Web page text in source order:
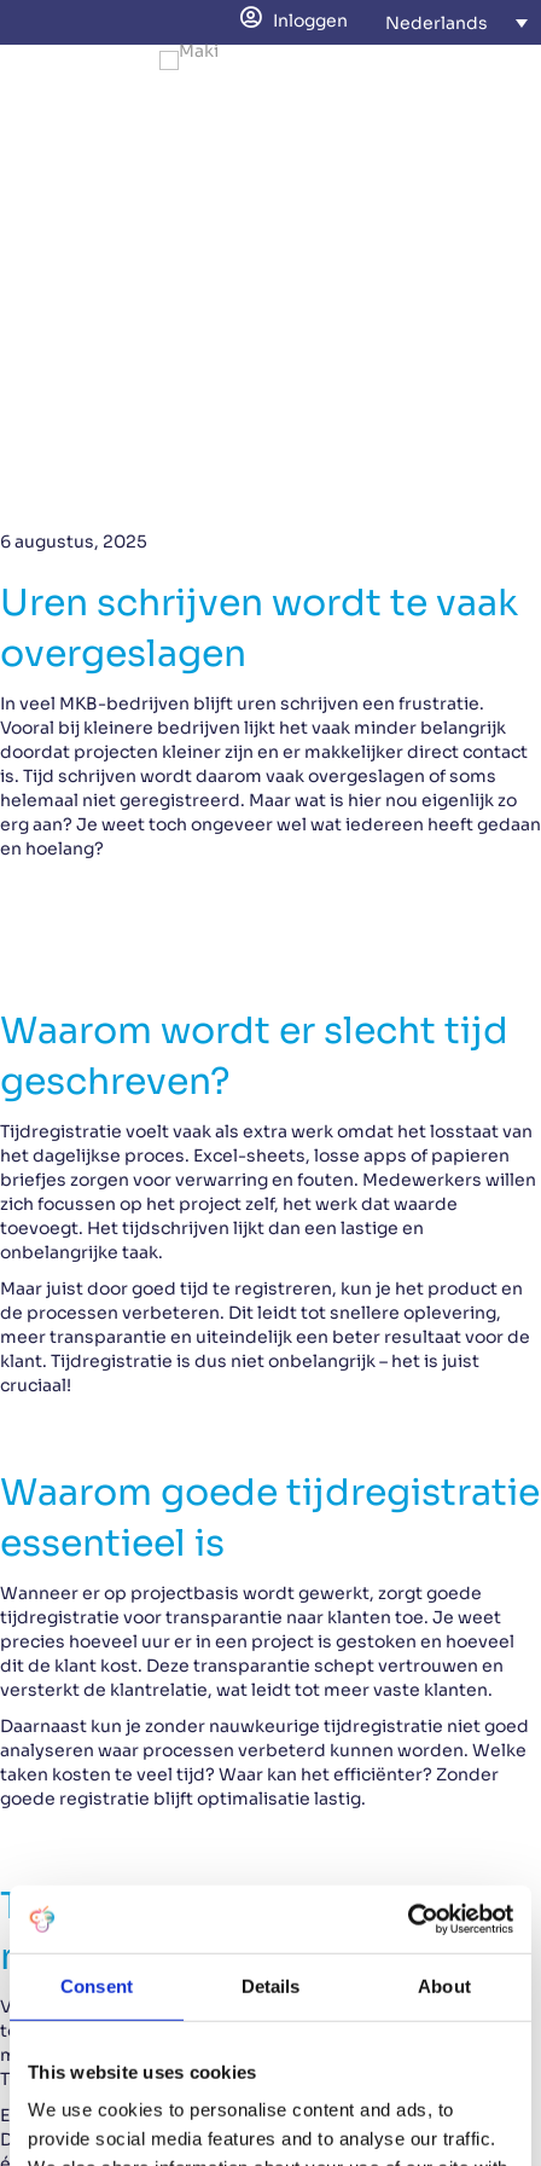
Consent Details About
This website uses cookies
We use cookies to personalise content and ads, to
provide social media features and to analyse our traffic.
Inloggen Nederlands
6 augustus, 2025
Uren schrijven wordt te vaak
overgeslagen
In veel MKB-bedrijven blijft uren schrijven een frustratie.
Vooral bij kleinere bedrijven lijkt het vaak minder belangrijk
doordat projecten kleiner zijn en er makkelijker direct contact
is. Tijd schrijven wordt daarom vaak overgeslagen of soms
helemaal niet geregistreerd. Maar wat is hier nou eigenlijk zo
erg aan? Je weet toch ongeveer wel wat iedereen heeft gedaan
en hoelang?
Waarom wordt er slecht tijd
geschreven?
Tijdregistratie voelt vaak als extra werk omdat het losstaat van
het dagelijkse proces. Excel-sheets, losse apps of papieren
briefjes zorgen voor verwarring en fouten. Medewerkers willen
zich focussen op het project zelf, het werk dat waarde
toevoegt. Het tijdschrijven lijkt dan een lastige en
onbelangrijke taak.
Maar juist door goed tijd te registreren, kun je het product en
de processen verbeteren. Dit leidt tot snellere oplevering,
meer transparantie en uiteindelijk een beter resultaat voor de
klant. Tijdregistratie is dus niet onbelangrijk – het is juist
cruciaal!
Waarom goede tijdregistratie
essentieel is
Wanneer er op projectbasis wordt gewerkt, zorgt goede
tijdregistratie voor transparantie naar klanten toe. Je weet
precies hoeveel uur er in een project is gestoken en hoeveel
dit de klant kost. Deze transparantie schept vertrouwen en
versterkt de klantrelatie, wat leidt tot meer vaste klanten.
Daarnaast kun je zonder nauwkeurige tijdregistratie niet goed
analyseren waar processen verbeterd kunnen worden. Welke
taken kosten te veel tijd? Waar kan het efficiënter? Zonder
goede registratie blijft optimalisatie lastig.
Tijdregistratie makkelijker
maken met een ERP-systeem
Veel bedrijven proberen het probleem op te lossen met losse
tools, spreadsheets of apps. Helaas zorgt dat vaak juist voor
meer verwarring, fouten en demotivatie bij medewerkers.
Tijdregistratie blijft hierdoor een lastige en tijdrovende klus.
Een ERP-systeem kan tijdregistratie sterk vereenvoudigen.
Door projectadministratie en tijdregistratie te bundelen op